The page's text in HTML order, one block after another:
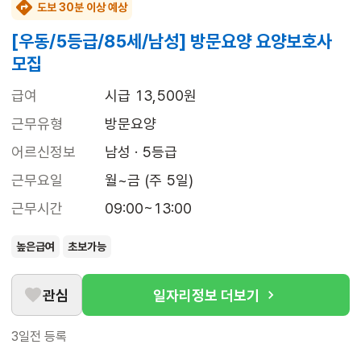
도보 30분 이상 예상
[우동/5등급/85세/남성] 방문요양 요양보호사
모집
급여
시급 13,500원
근무유형
방문요양
어르신정보
남성 · 5등급
근무요일
월~금 (주 5일)
근무시간
09:00~13:00
높은급여 초보가능
관심 일자리정보 더보기
3일전 등록